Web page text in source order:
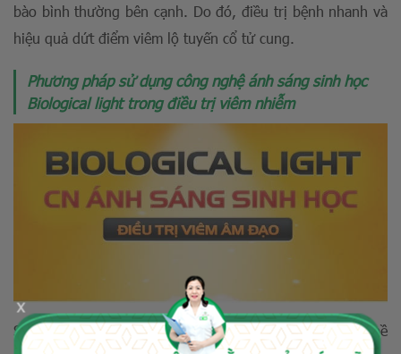
bào bình thường bên cạnh. Do đó, điều trị bệnh nhanh và
hiệu quả dứt điểm viêm lộ tuyến cổ tử cung.
Phương pháp sử dụng công nghệ ánh sáng sinh học
Biological light trong điều trị viêm nhiễm
Sử dụng ánh sáng sinh học giúp chiếu trực tiếp trên bề
x